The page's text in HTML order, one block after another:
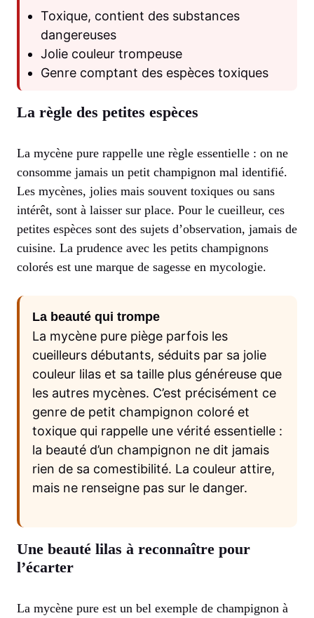
Toxique, contient des substances
dangereuses
Jolie couleur trompeuse
Genre comptant des espèces toxiques
La règle des petites espèces
La mycène pure rappelle une règle essentielle : on ne
consomme jamais un petit champignon mal identifié.
Les mycènes, jolies mais souvent toxiques ou sans
intérêt, sont à laisser sur place. Pour le cueilleur, ces
petites espèces sont des sujets d’observation, jamais de
cuisine. La prudence avec les petits champignons
colorés est une marque de sagesse en mycologie.
La beauté qui trompe
La mycène pure piège parfois les
cueilleurs débutants, séduits par sa jolie
couleur lilas et sa taille plus généreuse que
les autres mycènes. C’est précisément ce
genre de petit champignon coloré et
toxique qui rappelle une vérité essentielle :
la beauté d’un champignon ne dit jamais
rien de sa comestibilité. La couleur attire,
mais ne renseigne pas sur le danger.
Une beauté lilas à reconnaître pour
l’écarter
La mycène pure est un bel exemple de champignon à